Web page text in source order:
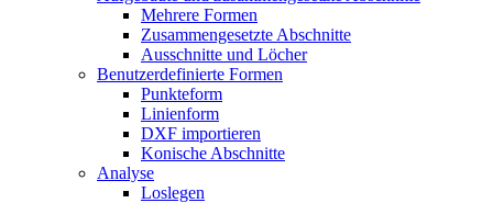
Mehrere Formen
Zusammengesetzte Abschnitte
Ausschnitte und Löcher
Benutzerdefinierte Formen
Punkteform
Linienform
DXF importieren
Konische Abschnitte
Analyse
Loslegen